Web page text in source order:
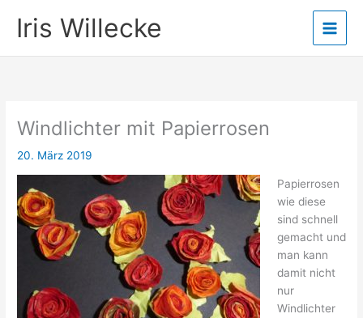
InhaltIris Willecke
Windlichter mit Papierrosen
20. März 2019
Papierrosen
wie diese
sind schnell
gemacht und
man kann
damit nicht
nur
Windlichter